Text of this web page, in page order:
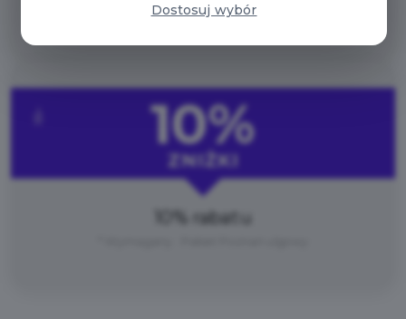
* Wymagany : Pakiet Poznań
10%
ZNIŻKI
10% rabatu
Dostosuj wybór